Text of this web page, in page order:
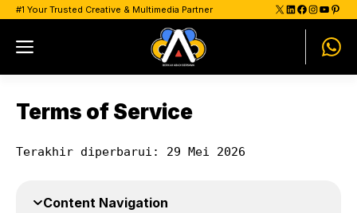
Skip
content
#1 Your Trusted Creative & Multimedia Partner X LinkedIn
Facebook
Instagram
Menu
Terms of Service
Terakhir diperbarui: 29 Mei 2026
Content Navigation